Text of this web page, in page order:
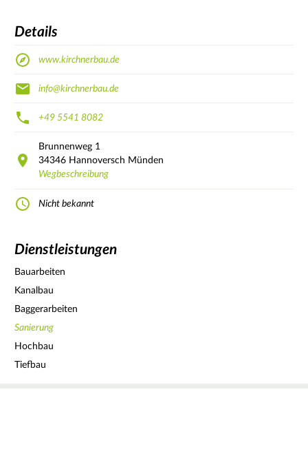
Details
www.kirchnerbau.de
info@kirchnerbau.de
+49 5541 8082
Brunnenweg 1
34346 Hannoversch Münden
Wegbeschreibung
Nicht bekannt
Dienstleistungen
Bauarbeiten
Kanalbau
Baggerarbeiten
Sanierung
Hochbau
Tiefbau